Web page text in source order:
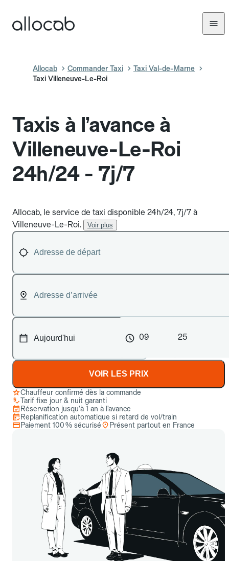
Allocab Commander Taxi
Taxi Val-de-Marne
Taxi Villeneuve-Le-Roi
Taxis à l’avance à
Villeneuve-Le-Roi
24h/24 - 7j/7
Allocab, le service de taxi disponible 24h/24, 7j/7 à
Villeneuve-Le-Roi.
Voir plus
09 25
VOIR LES PRIX
Chauffeur confirmé dès la commande
Tarif fixe jour & nuit garanti
Réservation jusqu’à 1 an à l’avance
Replanification automatique si retard de vol/train
Paiement 100 % sécurisé
Présent partout en France